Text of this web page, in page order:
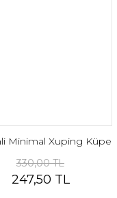
Minimal Xuping Küpe
330,00 TL
247,50 TL